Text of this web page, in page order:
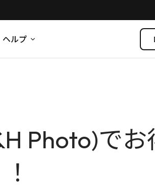
ヘルプ
Photo)でお